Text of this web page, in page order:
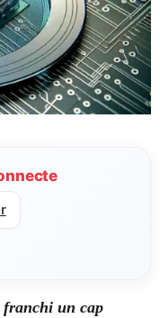
franchi un cap